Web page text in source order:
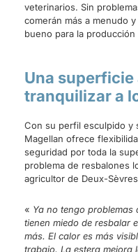
veterinarios. Sin
comerán más a menudo
bueno para la producción
Una
tranquilizar a
Con su perfil esculpido y
Magellan ofrece
seguridad por toda la
problema de resbalones
agricultor de Deux-
« Ya no tengo problemas
tienen miedo de resbalar
más. El calor es más
trabajo. La estera mejora